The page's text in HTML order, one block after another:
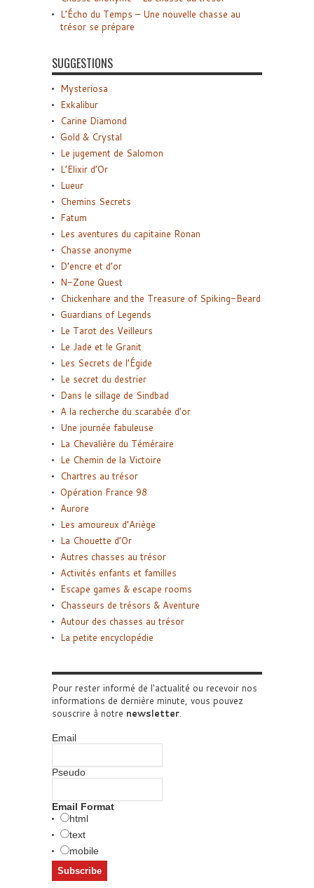
L’Écho du Temps – Une nouvelle chasse au
trésor se prépare
SUGGESTIONS
Mysteriosa
Exkalibur
Carine Diamond
Gold & Crystal
Le jugement de Salomon
L’Elixir d’Or
Lueur
Chemins Secrets
Fatum
Les aventures du capitaine Ronan
Chasse anonyme
D’encre et d’or
N-Zone Quest
Chickenhare and the Treasure of Spiking-Beard
Guardians of Legends
Le Tarot des Veilleurs
Le Jade et le Granit
Les Secrets de l’Égide
Le secret du destrier
Dans le sillage de Sindbad
A la recherche du scarabée d’or
Une journée fabuleuse
La Chevalière du Téméraire
Le Chemin de la Victoire
Chartres au trésor
Opération France 98
Aurore
Les amoureux d’Ariège
La Chouette d’Or
Autres chasses au trésor
Activités enfants et familles
Escape games & escape rooms
Chasseurs de trésors & Aventure
Autour des chasses au trésor
La petite encyclopédie
Pour rester informé de l'actualité ou recevoir nos
informations de dernière minute, vous pouvez
souscrire à notre newsletter.
Email
Pseudo
Email Format
html
text
mobile